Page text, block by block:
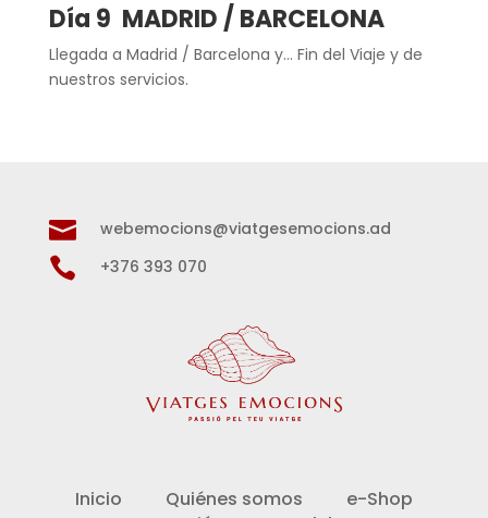
Día 9 MADRID / BARCELONA
Llegada a Madrid / Barcelona y… Fin del Viaje y de
nuestros servicios.
 webemocions@viatgesemocions.ad
 +376 393 070
Inicio Quiénes somos
e-Shop